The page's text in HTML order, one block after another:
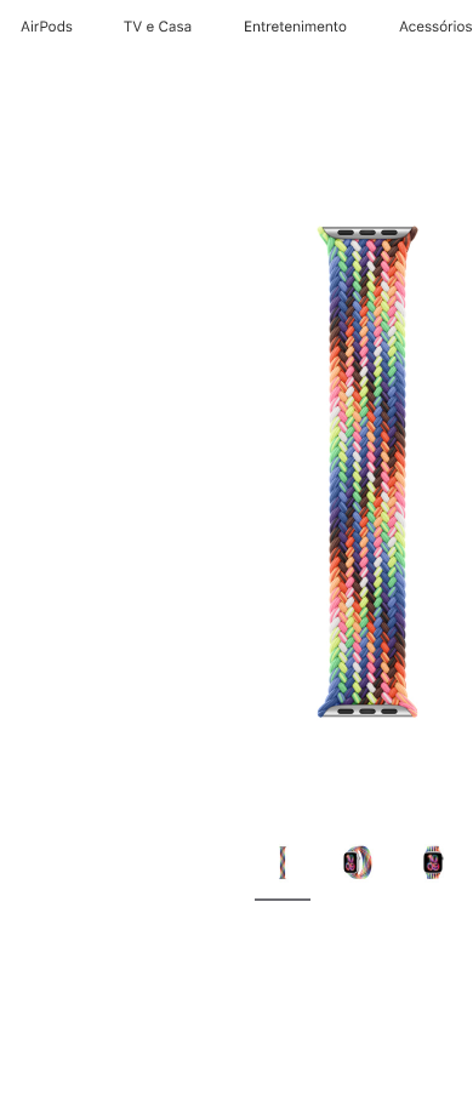
AirPods TV e Casa Entretenimento Acessórios